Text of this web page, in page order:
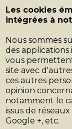
Les cookies
intégrées à
Nous sommes
des
vous
site avec
ces autres
opinion
notamment le
issus de
Google +, etc.